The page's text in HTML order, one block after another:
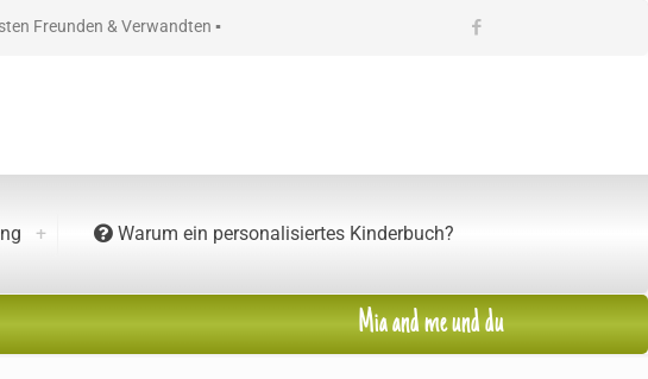
Freunden & Verwandten ▪
Warum ein personalisiertes Kinderbuch?
Mia and me und du